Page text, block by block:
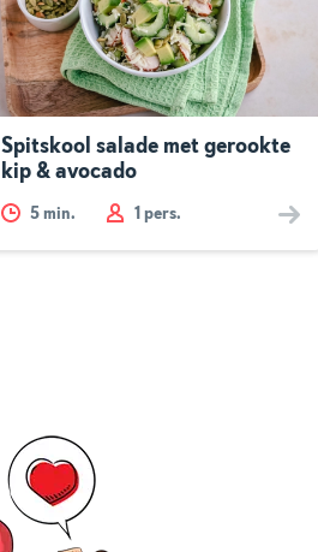
Spitskool salade met gerookte
kip & avocado
5 min. 1 pers.